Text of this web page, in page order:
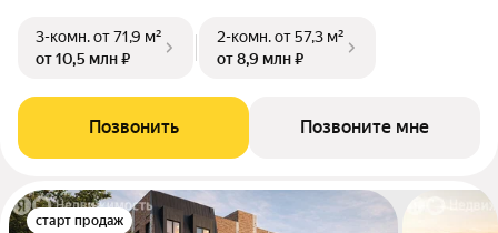
3-комн.от 71,9 м²
от 10,5 млн ₽
2-комн.от 57,3 м²
от 8,9 млн ₽
Позвонить Позвоните мне
старт продаж